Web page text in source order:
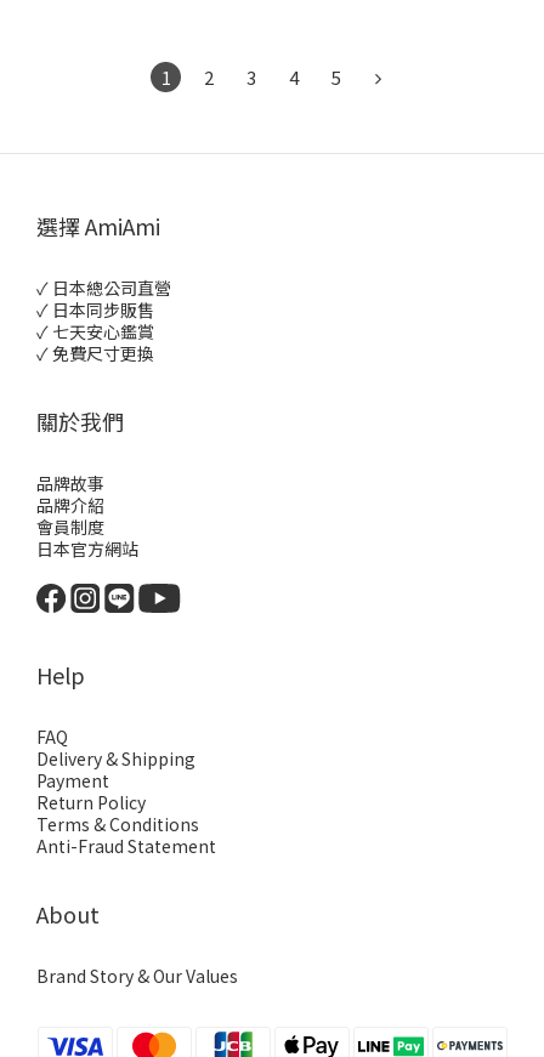
1 2 3 4 5
選擇 AmiAmi
✓ 日本總公司直營
✓ 日本同步販售
✓ 七天安心鑑賞
✓ 免費尺寸更換
關於我們
品牌故事
品牌介紹
會員制度
日本官方網站
Help
FAQ
Delivery & Shipping
Payment
Return Policy
Terms & Conditions
Anti-Fraud Statement
About
Brand Story & Our Values